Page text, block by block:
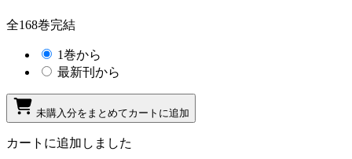
全168巻完結
1巻から
最新刊から
未購入分をまとめてカートに追加
カートに追加しました